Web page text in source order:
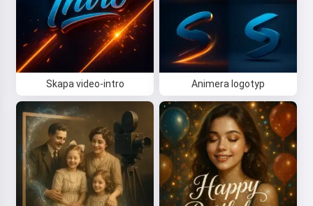
Skapa video-intro Animera logotyp